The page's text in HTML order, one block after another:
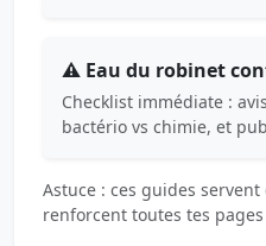
⚠️ Eau du robinet
Checklist immédiate :
bactério vs chimie, et
Astuce : ces guides servent
renforcent toutes tes pages